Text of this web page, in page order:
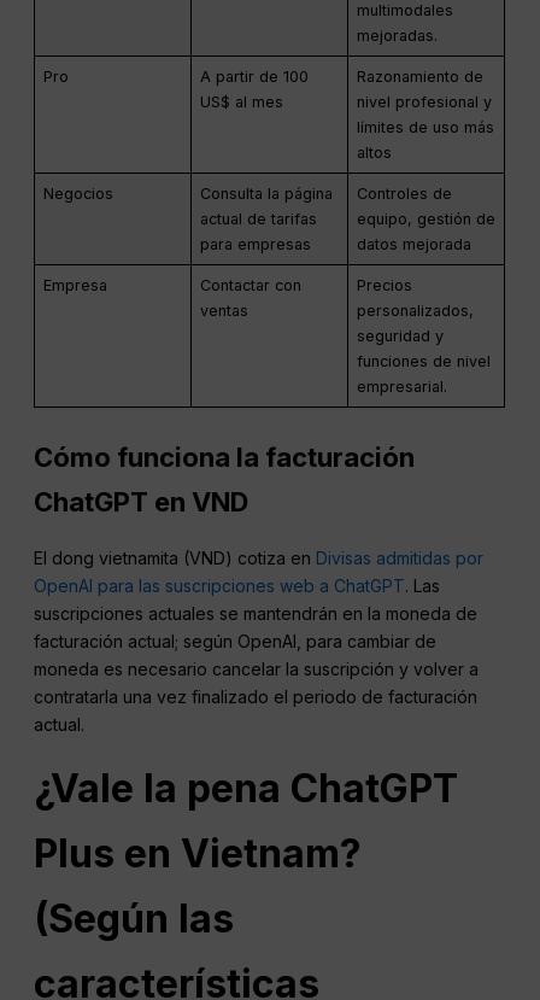
multimodales
mejoradas.
Pro
A partir de 100
US$ al mes
Razonamiento de
nivel profesional y
límites de uso más
altos
Negocios
Consulta la página
actual de tarifas
para empresas
Controles de
equipo, gestión de
datos mejorada
Empresa
Contactar con
ventas
Precios
personalizados,
seguridad y
funciones de nivel
empresarial.
Cómo funciona la facturación
ChatGPT en VND
El dong vietnamita (VND) cotiza en Divisas admitidas por
OpenAI para las suscripciones web a ChatGPT. Las
suscripciones actuales se mantendrán en la moneda de
facturación actual; según OpenAI, para cambiar de
moneda es necesario cancelar la suscripción y volver a
contratarla una vez finalizado el periodo de facturación
actual.
¿Vale la pena ChatGPT
Plus en Vietnam?
(Según las
características